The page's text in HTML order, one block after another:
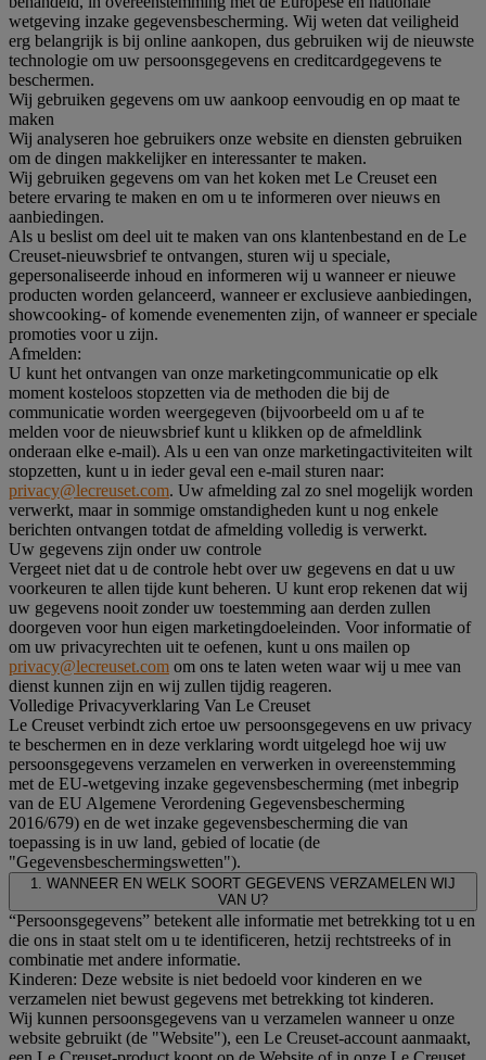
wetgeving inzake gegevensbescherming. Wij weten dat veiligheid
erg belangrijk is bij online aankopen, dus gebruiken wij de nieuwste
technologie om uw persoonsgegevens en creditcardgegevens te
beschermen.
Wij gebruiken gegevens om uw aankoop eenvoudig en op maat te
maken
Wij analyseren hoe gebruikers onze website en diensten gebruiken
om de dingen makkelijker en interessanter te maken.
Wij gebruiken gegevens om van het koken met Le Creuset een
betere ervaring te maken en om u te informeren over nieuws en
aanbiedingen.
Als u beslist om deel uit te maken van ons klantenbestand en de Le
Creuset-nieuwsbrief te ontvangen, sturen wij u speciale,
gepersonaliseerde inhoud en informeren wij u wanneer er nieuwe
producten worden gelanceerd, wanneer er exclusieve aanbiedingen,
showcooking- of komende evenementen zijn, of wanneer er speciale
promoties voor u zijn.
Afmelden:
U kunt het ontvangen van onze marketingcommunicatie op elk
moment kosteloos stopzetten via de methoden die bij de
communicatie worden weergegeven (bijvoorbeeld om u af te
melden voor de nieuwsbrief kunt u klikken op de afmeldlink
onderaan elke e-mail). Als u een van onze marketingactiviteiten wilt
stopzetten, kunt u in ieder geval een e-mail sturen naar:
privacy@lecreuset.com. Uw afmelding zal zo snel mogelijk worden
verwerkt, maar in sommige omstandigheden kunt u nog enkele
berichten ontvangen totdat de afmelding volledig is verwerkt.
Uw gegevens zijn onder uw controle
Vergeet niet dat u de controle hebt over uw gegevens en dat u uw
voorkeuren te allen tijde kunt beheren. U kunt erop rekenen dat wij
uw gegevens nooit zonder uw toestemming aan derden zullen
doorgeven voor hun eigen marketingdoeleinden. Voor informatie of
om uw privacyrechten uit te oefenen, kunt u ons mailen op
privacy@lecreuset.com om ons te laten weten waar wij u mee van
dienst kunnen zijn en wij zullen tijdig reageren.
Volledige Privacyverklaring Van Le Creuset
Le Creuset verbindt zich ertoe uw persoonsgegevens en uw privacy
te beschermen en in deze verklaring wordt uitgelegd hoe wij uw
persoonsgegevens verzamelen en verwerken in overeenstemming
met de EU-wetgeving inzake gegevensbescherming (met inbegrip
van de EU Algemene Verordening Gegevensbescherming
2016/679) en de wet inzake gegevensbescherming die van
toepassing is in uw land, gebied of locatie (de
"Gegevensbeschermingswetten").
1. WANNEER EN WELK SOORT GEGEVENS VERZAMELEN WIJ
VAN U?
“Persoonsgegevens” betekent alle informatie met betrekking tot u en
die ons in staat stelt om u te identificeren, hetzij rechtstreeks of in
combinatie met andere informatie.
Kinderen: Deze website is niet bedoeld voor kinderen en we
verzamelen niet bewust gegevens met betrekking tot kinderen.
Wij kunnen persoonsgegevens van u verzamelen wanneer u onze
website gebruikt (de "Website"), een Le Creuset-account aanmaakt,